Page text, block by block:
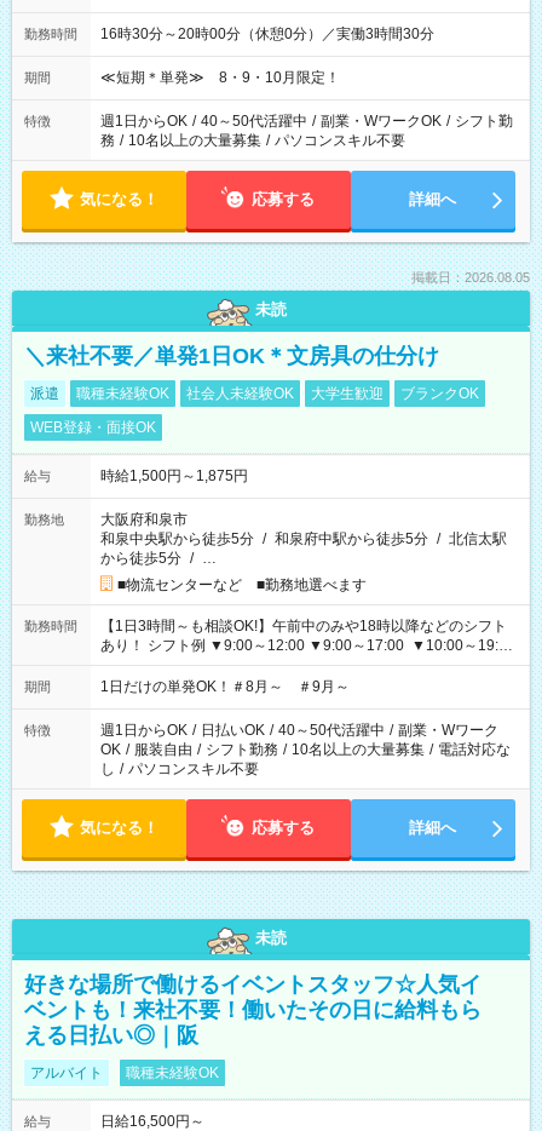
勤務時間 16時30分～20時00分（休憩0分）／実働3時間30分
期間 ≪短期＊単発≫ 8・9・10月限定！
特徴 週1日からOK / 40～50代活躍中 / 副業・WワークOK / シフト勤
務 / 10名以上の大量募集 / パソコンスキル不要
気になる！ 応募する 詳細へ
掲載日：2026.08.05
未読
＼来社不要／単発1日OK＊文房具の仕分け
派遣 職種未経験OK 社会人未経験OK 大学生歓迎
ブランクOK
WEB登録・面接OK
給与 時給1,500円～1,875円
勤務地
大阪府和泉市
和泉中央駅から徒歩5分 / 和泉府中駅から徒歩5分 / 北信太駅
から徒歩5分 / …
■物流センターなど ■勤務地選べます
勤務時間
【1日3時間～も相談OK!】午前中のみや18時以降などのシフト
あり！ シフト例 ▼9:00～12:00 ▼9:00～17:00 ▼10:00～19:00
▼18:00～21:00
期間 1日だけの単発OK！＃8月～ ＃9月～
特徴 週1日からOK / 日払いOK / 40～50代活躍中 / 副業・Wワーク
OK / 服装自由 / シフト勤務 / 10名以上の大量募集 / 電話対応な
し / パソコンスキル不要
気になる！ 応募する 詳細へ
未読
好きな場所で働けるイベントスタッフ☆人気イ
ベントも！来社不要！働いたその日に給料もら
える日払い◎｜阪
アルバイト 職種未経験OK
給与
日給16,500円～